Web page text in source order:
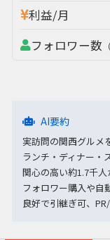
利益/月
フォロワー数
AI要約
実訪問の関西グルメ
ランチ・ディナー・
関心の高い約1.7千人
フォロワー購入や自
良好で引継ぎ可、